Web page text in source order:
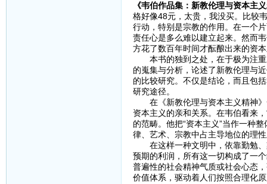
《韦伯作品集：新教伦理与资本主
格好像48元，太贵，我没买。比较
行动，特别是宗教的作用。在一个
责任心是多么难以建立起来。然而
方花了数百年时间才酝酿出来的资
本书的独到之处，在于极为注重
的嵬集与分析，论述了新教伦理与
的比较研究。不仅是结论，而且包
研究途径。
在《新教伦理与资本主义精神》
资本主义的亲和关系。在韦伯看来
的范畴。他把“资本主义”当作一种
律、艺术、宗教中占主导地位的理
在这样一种文明中，依靠勤勉、
预期的利润，所有这一切构成了一
普遍性的社会精神气质或社会心态
价值体系，驱动着人们按照合理化